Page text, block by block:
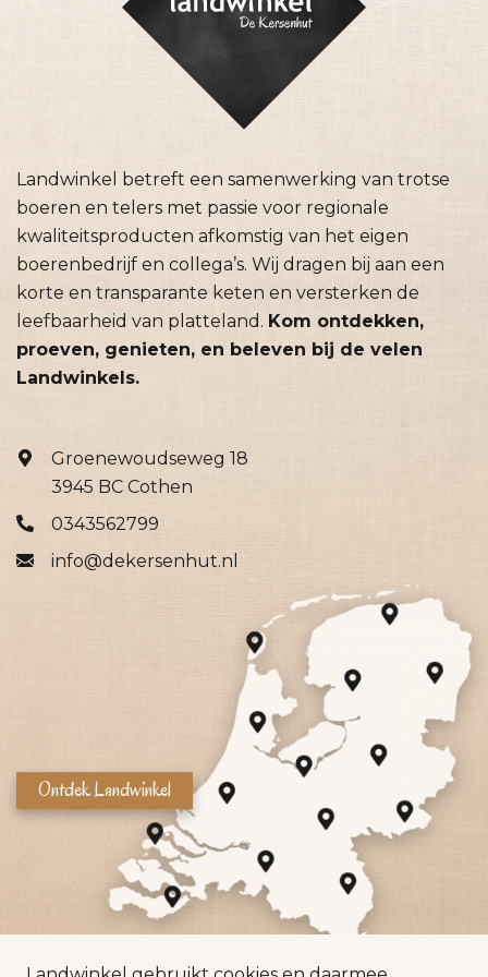
Landwinkel betreft een samenwerking van trotse
boeren en telers met passie voor regionale
kwaliteitsproducten afkomstig van het eigen
boerenbedrijf en collega’s. Wij dragen bij aan een
korte en transparante keten en versterken de
leefbaarheid van platteland. Kom ontdekken,
proeven, genieten, en beleven bij de velen
Landwinkels.
Groenewoudseweg 18
3945 BC Cothen
0343562799
info@dekersenhut.nl
Ontdek Landwinkel